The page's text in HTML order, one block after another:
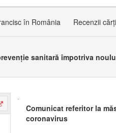
în România Recenzii cărți
Comunicat referitor la
coronavirus